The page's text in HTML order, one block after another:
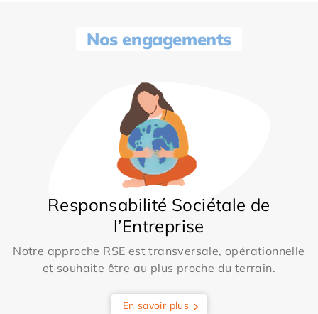
Nos engagements
Responsabilité Sociétale de
l’Entreprise
Notre approche RSE est transversale, opérationnelle
et souhaite être au plus proche du terrain.
En savoir plus